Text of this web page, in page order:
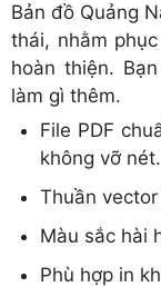
Bản đồ Quảng
thái, nhằm
hoàn thiện.
làm gì thêm.
File PDF
không vỡ nét.
Thuần vector
Màu sắc hài
Phù hợp in